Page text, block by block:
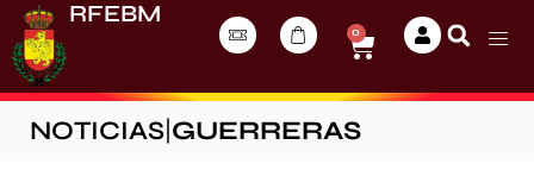
RFEBM
0
NOTICIAS GUERRERAS